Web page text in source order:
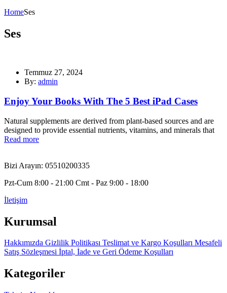
HomeSes
Ses
Temmuz 27, 2024
By: admin
Enjoy Your Books With The 5 Best iPad Cases
Natural supplements are derived from plant-based sources and are
designed to provide essential nutrients, vitamins, and minerals that
Read more
Bizi Arayın: 05510200335
Pzt-Cum 8:00 - 21:00 Cmt - Paz 9:00 - 18:00
İletişim
Kurumsal
Hakkımızda Gizlilik Politikası Teslimat ve Kargo Koşulları Mesafeli
Satış Sözleşmesi İptal, İade ve Geri Ödeme Koşulları
Kategoriler